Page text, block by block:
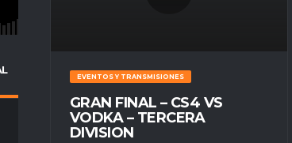
EVENTOS Y TRANSMISIONES
GRAN FINAL – CS4 VS
VODKA – TERCERA
DIVISION
ESTADÍSTICAS DEL